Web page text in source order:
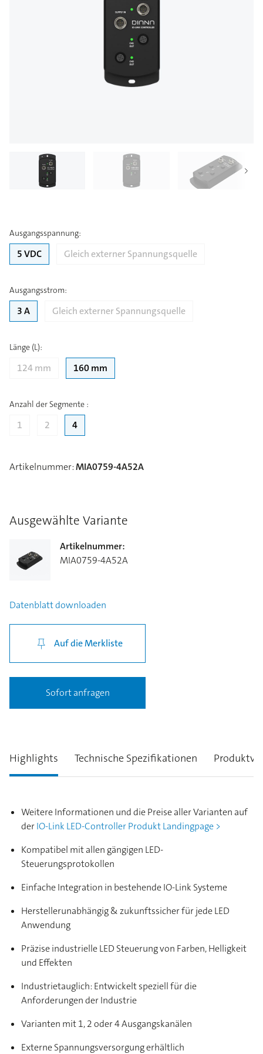
Ausgangsspannung:
5 VDC Gleich externer Spannungsquelle
Ausgangsstrom:
3 A Gleich externer Spannungsquelle
Länge (L):
124 mm 160 mm
Anzahl der Segmente :
1 2 4
Artikelnummer:MIA0759-4A52A
Highlights Technische Spezifikationen
Weitere Informationen und die Preise aller Varianten auf
derIO-Link LED-Controller Produkt Landingpage >
Kompatibel mit allen gängigen LED-
Steuerungsprotokollen
Einfache Integration in bestehende IO-Link Systeme
Herstellerunabhängig & zukunftssicher für jede LED
Anwendung
Präzise industrielle LED Steuerung von Farben, Helligkeit
und Effekten
Industrietauglich: Entwickelt speziell für die
Anforderungen der Industrie
Varianten mit 1, 2 oder 4 Ausgangskanälen
Externe Spannungsversorgung erhältlich
Ausgewählte Variante
Artikelnummer:
MIA0759-4A52A
Datenblattdownloaden
Auf die Merkliste
Sofort anfragen